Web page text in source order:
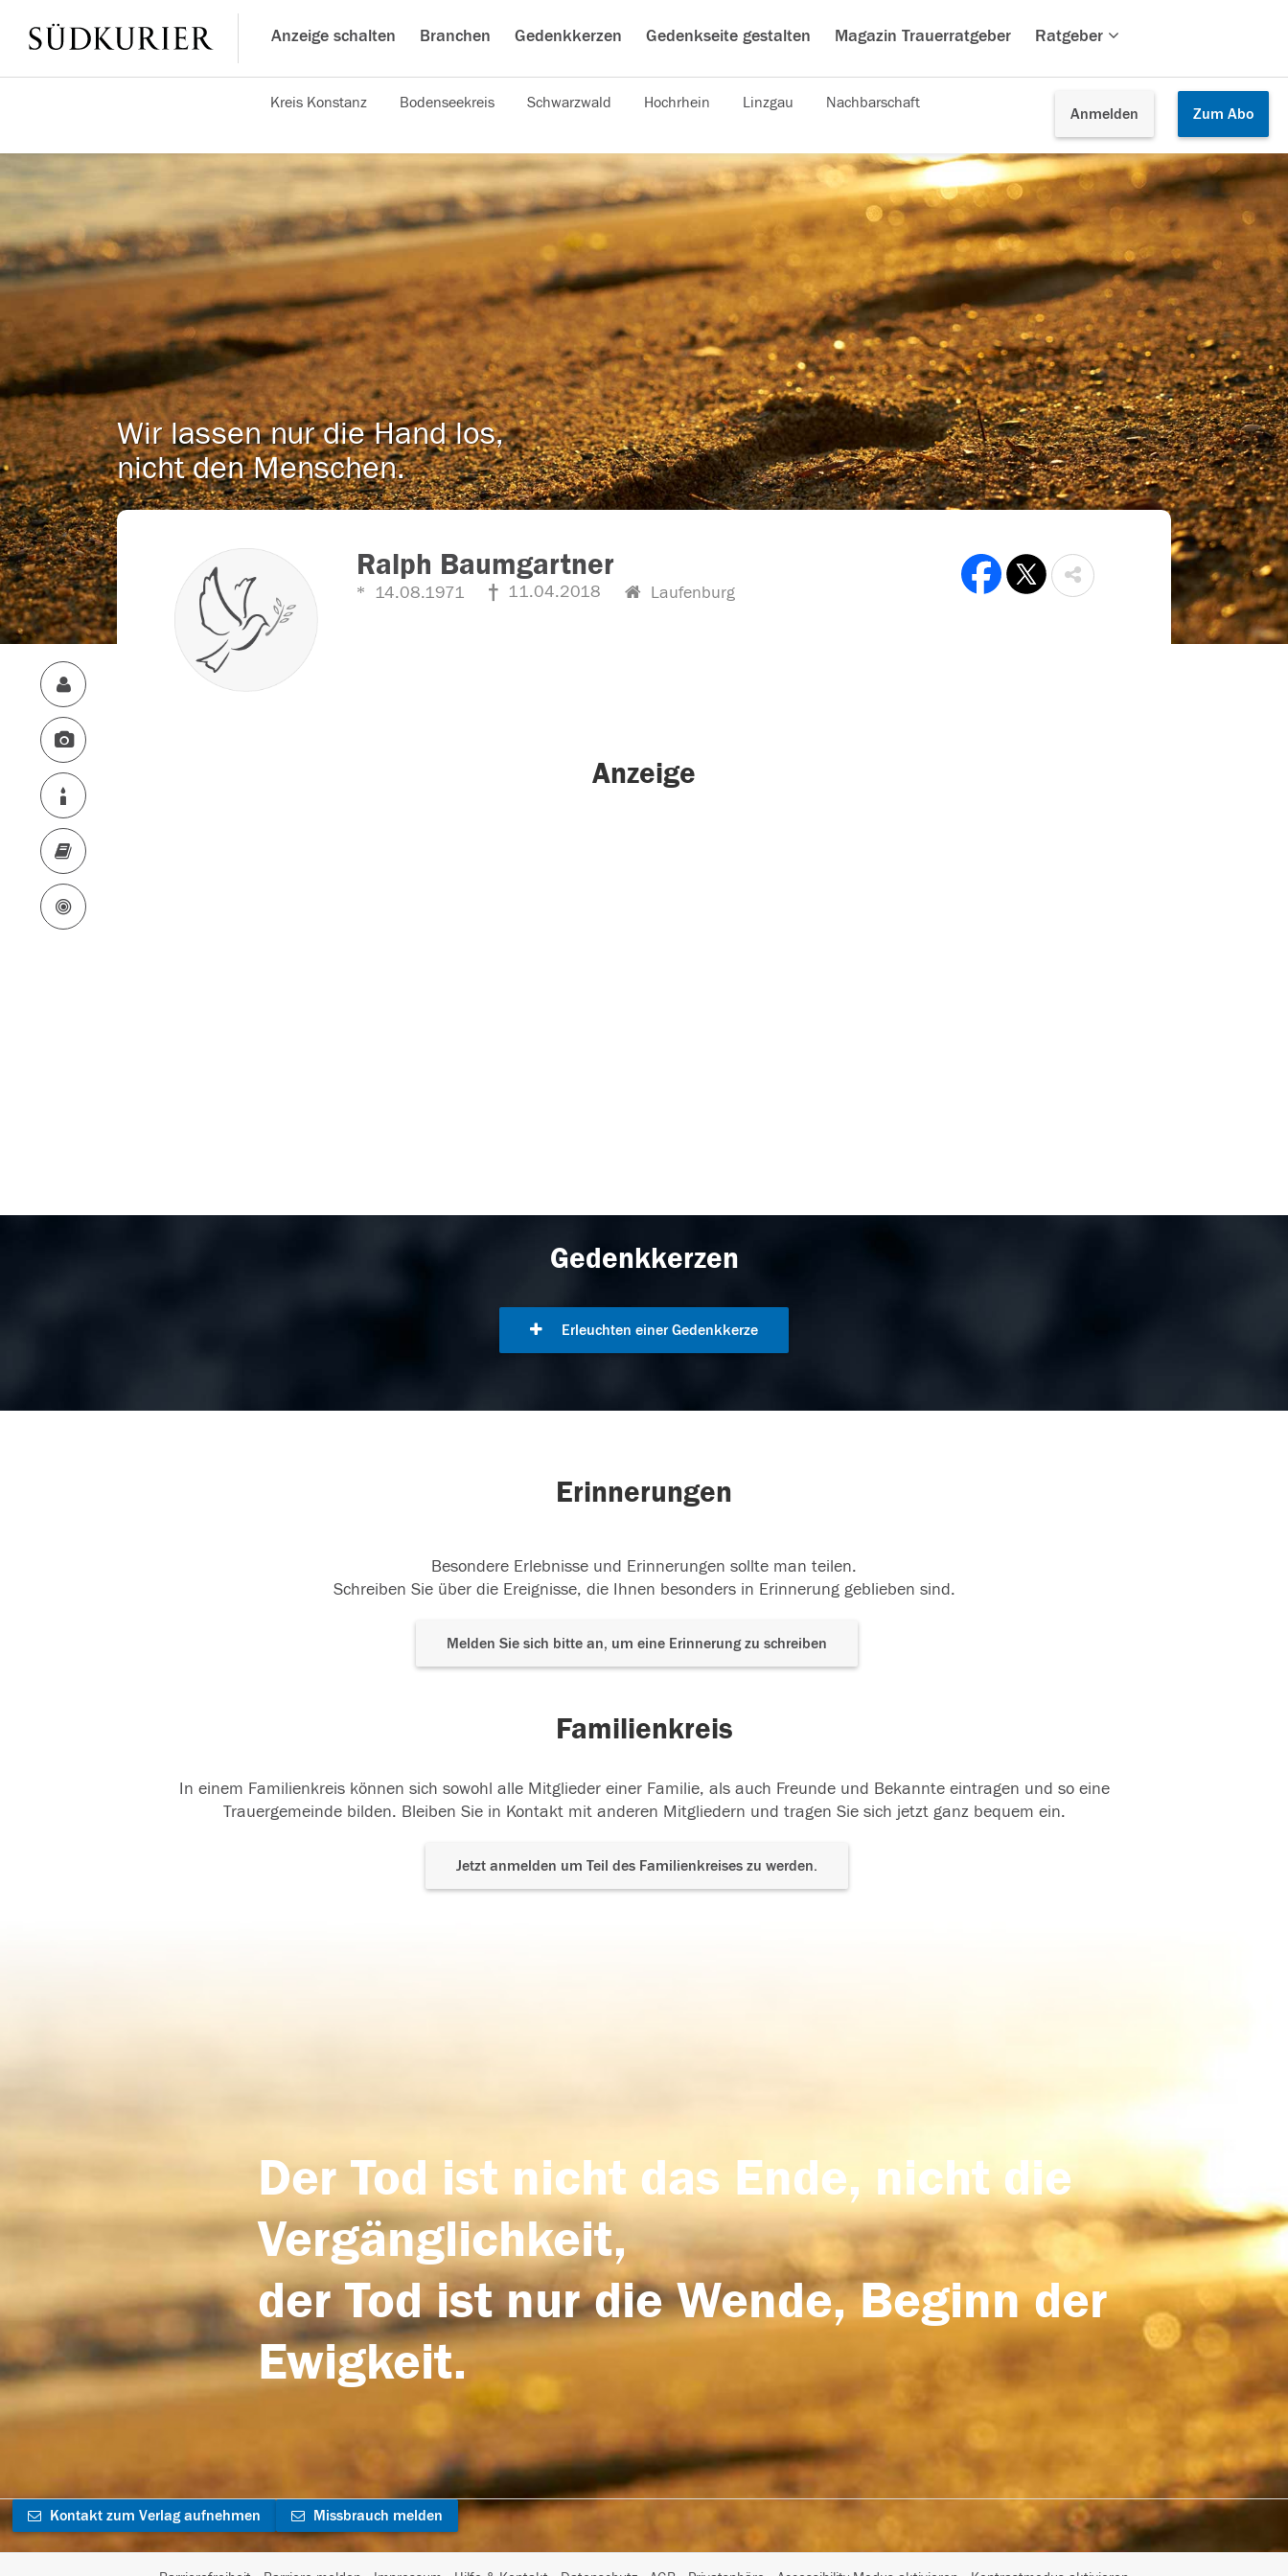
Anzeige schalten Branchen Gedenkkerzen Gedenkseite gestalten Magazin Trauerratgeber Ratgeber
Anmelden Zum Abo
Kreis Konstanz Bodenseekreis Schwarzwald Hochrhein Linzgau Nachbarschaft
Wir lassen nur die Hand los,
nicht den Menschen.
Ralph Baumgartner
14.08.1971 11.04.2018 Laufenburg
Anzeige
Gedenkkerzen
Erleuchten einer Gedenkkerze
Erinnerungen
Besondere Erlebnisse und Erinnerungen sollte man teilen.
Schreiben Sie über die Ereignisse, die Ihnen besonders in Erinnerung geblieben sind.
Melden Sie sich bitte an, um eine Erinnerung zu schreiben
Familienkreis
In einem Familienkreis können sich sowohl alle Mitglieder einer Familie, als auch Freunde und Bekannte eintragen und so eine
Trauergemeinde bilden. Bleiben Sie in Kontakt mit anderen Mitgliedern und tragen Sie sich jetzt ganz bequem ein.
Jetzt anmelden um Teil des Familienkreises zu werden.
Der Tod ist nicht das Ende, nicht die
Vergänglichkeit,
der Tod ist nur die Wende, Beginn der
Ewigkeit.
Kontakt zum Verlag aufnehmen Missbrauch melden